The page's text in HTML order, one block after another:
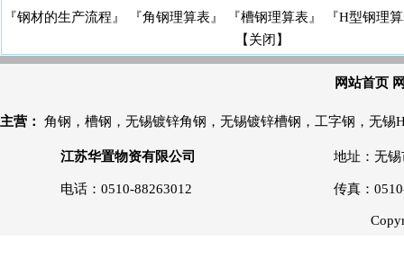
『钢材的生产流程』 『角钢理算表』 『槽钢理算表』
『H型钢理
【关闭】
网站首页
主营： 角钢 ， 槽钢 ， 无锡镀锌角钢 ， 无锡镀锌槽钢 ， 工字钢 ， 无锡
江苏华置物资有限公司 地址：无
电话：0510-88263012 传真：